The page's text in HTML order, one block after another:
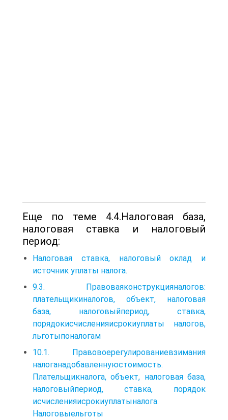
Еще по теме 4.4.Налоговая база,
налоговая ставка и налоговый
период:
Налоговая ставка, налоговый оклад и
источник уплаты налога.
9.3. Правоваяконструкцияналогов:
плательщикиналогов, объект, налоговая
база, налоговыйпериод, ставка,
порядокисчисленияисрокиуплаты налогов,
льготыпоналогам
10.1. Правовоерегулированиевзимания
налоганадобавленнуюстоимость.
Плательщикналога, объект, налоговая база,
налоговыйпериод, ставка, порядок
исчисленияисрокиуплатыналога.
Налоговыельготы